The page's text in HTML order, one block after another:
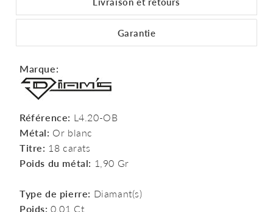
Garantie
Marque:
Référence: L4.20-OB
Métal: Or blanc
Titre: 18 carats
Poids du métal: 1,90 Gr
Type de pierre: Diamant(s)
Poids: 0,01 Ct